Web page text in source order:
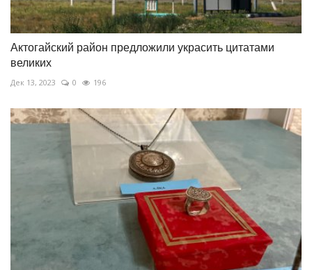
Актогайский район предложили украсить цитатами
великих
Дек 13, 2023 0 196